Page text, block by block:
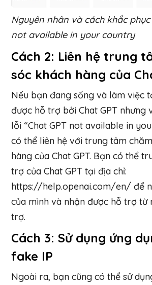
Nguyên nhân và cách khắc
not available in your country
Cách 2: Liên hệ trung
sóc khách hàng của
Nếu bạn đang sống và làm việc
được hỗ trợ bởi Chat GPT nhưng
lỗi “Chat GPT not available in
có thể liên hệ với trung tâm
hàng của Chat GPT. Bạn có thể
trợ của Chat GPT tại địa chỉ:
https://help.openai.com/en/ để
của mình và nhận được hỗ trợ từ
trợ.
Cách 3: Sử dụng ứng
fake IP
Ngoài ra, bạn cũng có thể sử